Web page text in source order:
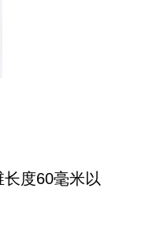
度60毫米以